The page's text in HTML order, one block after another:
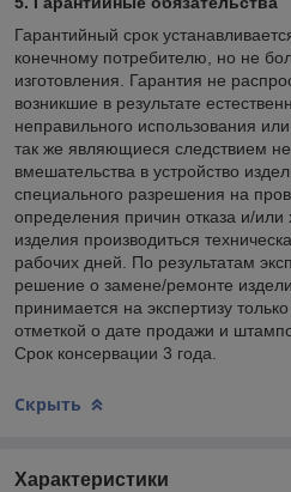
Гарантийный срок
конечному потребителю, но не
изготовления. Гарантия не
возникшие в результате
неправильного использования
так же являющиеся следствием
вмешательства в устройство
специального разрешения на
определения причин отказа и/или
изделия производиться
рабочих дней. По результатам
решение о замене/ремонте
принимается на экспертизу
отметкой о дате продажи и
Срок консервации 3 года.
Скрыть
Характеристики